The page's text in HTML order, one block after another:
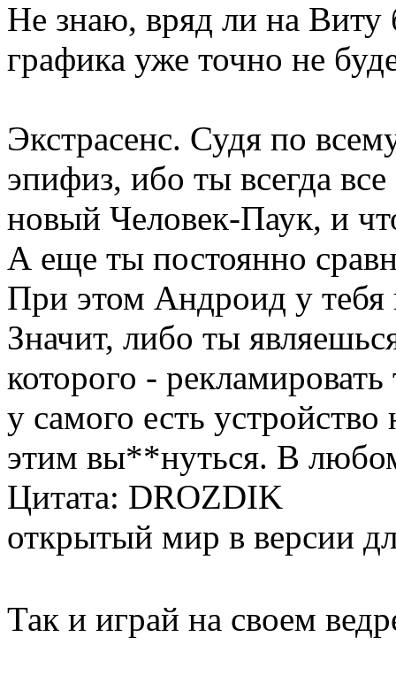
Не знаю, вряд ли на Виту
графика уже точно не
Экстрасенс. Судя по
эпифиз, ибо ты всегда
новый Человек-Паук, и
А еще ты постоянно
При этом Андроид у
Значит, либо ты
которого -
у самого есть
этим вы**нуться. В
Цитата: DROZDIK
открытый мир в версии
Так и играй на своем